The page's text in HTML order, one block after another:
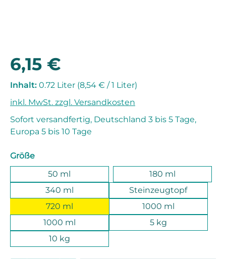
Regulärer Preis:
6,15 €
Inhalt: 0.72 Liter (8,54 € / 1 Liter)
inkl. MwSt. zzgl. Versandkosten
Sofort versandfertig, Deutschland 3 bis 5 Tage,
Europa 5 bis 10 Tage
Größeauswählen
50 ml
180 ml
340 ml
Steinzeugtopf
720 ml
1000 ml
1000 ml
5 kg
10 kg